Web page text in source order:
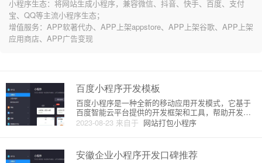
小程序生态：将网站生成小程序，兼容微信、抖音、快手、百度、支付
宝、QQ等主流小程序生态；
增值服务：APP软著代办、APP上架appstore、APP上架谷歌、APP上架
应用商店、APP广告变现
百度小程序开发模板
2023-08-23 来自于 网站打包小程序
百度小程序是一种全新的移动应用开发模式，它基于
百度智能云平台提供的开发框架和工具，帮助开发者
快速构建和部署小程序。本文将介绍百度小程序开发
的原理和详细步骤，帮助读者对百度小程序有一个全
的原理与其他小程序平台类似
安徽企业小程序开发口碑推荐